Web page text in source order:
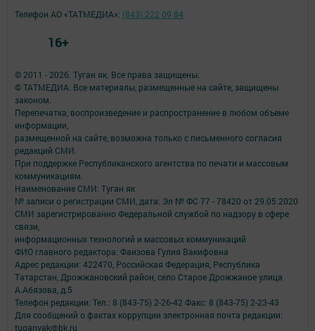
© 2011 - 2026. Туган як. Все права защищены.
© ТАТМЕДИА. Все материалы, размещенные на сайте, защищены
законом.
Перепечатка, воспроизведение и распространение в любом объеме
информации,
размещенной на сайте, возможна только с письменного согласия
редакций СМИ.
При поддержке Республиканского агентства по печати и массовым
коммуникациям.
Наименование СМИ: Туган як
№ записи о регистрации СМИ, дата: Эл № ФС 77 - 78420 от 29.05.2020
СМИ зарегистрированно Федеральной службой по надзору в сфере
связи,
информационных технологий и массовых коммуникаций
ФИО главного редактора: Фаизова Гулия Вакифовна
Адрес редакции: 422470, Российская Федерация, Республика
Татарстан, Дрожжановский район, село Старое Дрожжаное улица
А.Абязова, д.5
Телефон редакции: Тел.: 8 (843-75) 2-26-42 Факс: 8 (843-75) 2-23-43
Для сообщений о фактах коррупции электронная почта редакции:
tuganyak@bk.ru
Телефон АО «ТАТМЕДИА»: (843) 222 09 84
16+